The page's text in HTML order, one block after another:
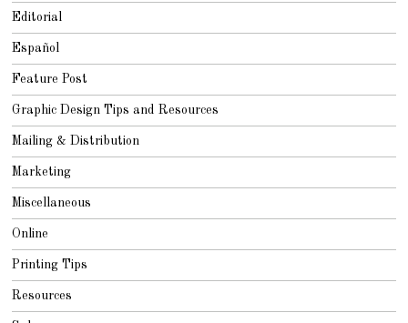
Editorial
Español
Feature Post
Graphic Design Tips and Resources
Mailing & Distribution
Marketing
Miscellaneous
Online
Printing Tips
Resources